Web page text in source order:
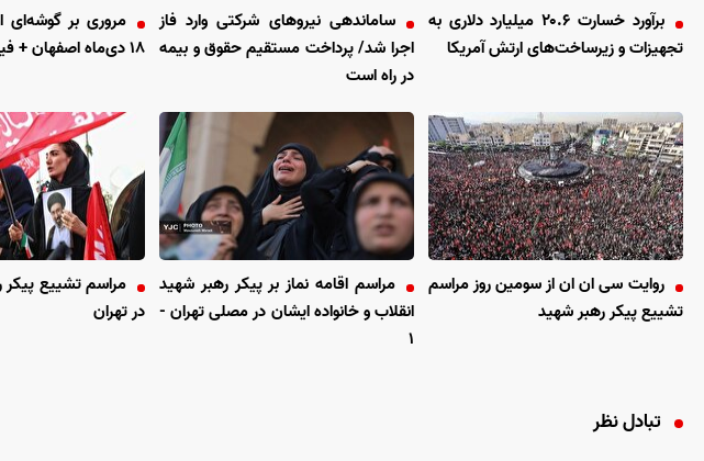
برآورد خسارت ۲۰.۶ میلیارد دلاری به
تجهیزات و زیرساخت‌های ارتش آمریکا
ساماندهی نیروهای شرکتی وارد فاز
اجرا شد/ پرداخت مستقیم حقوق و بیمه
در راه است
مروری بر گوشه‌ای
۱۸ دی‌ماه اصفهان + فیلم
روایت سی ان ان از سومین روز مراسم
تشییع پیکر رهبر شهید
مراسم اقامه نماز بر پیکر رهبر شهید
انقلاب و خانواده ایشان در مصلی تهران -
۱
مراسم تشییع پیکر
در تهران
تبادل نظر